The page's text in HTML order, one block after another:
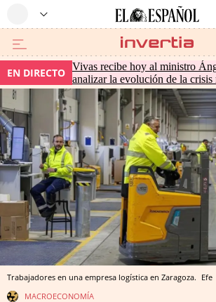
EN DIRECTO Vivas recibe hoy al ministro
analizar la evolución de la crisis
Trabajadores en una empresa logística en Zaragoza. Efe
MACROECONOMÍA